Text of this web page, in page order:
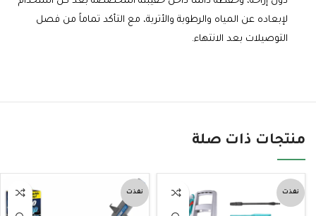
لإبعاده عن المياه والرطوبة والأتربة، مع التأكد تماماً من فصل
التوصيلات بعد الانتهاء.
منتجات ذات صلة
نفذت نفذت